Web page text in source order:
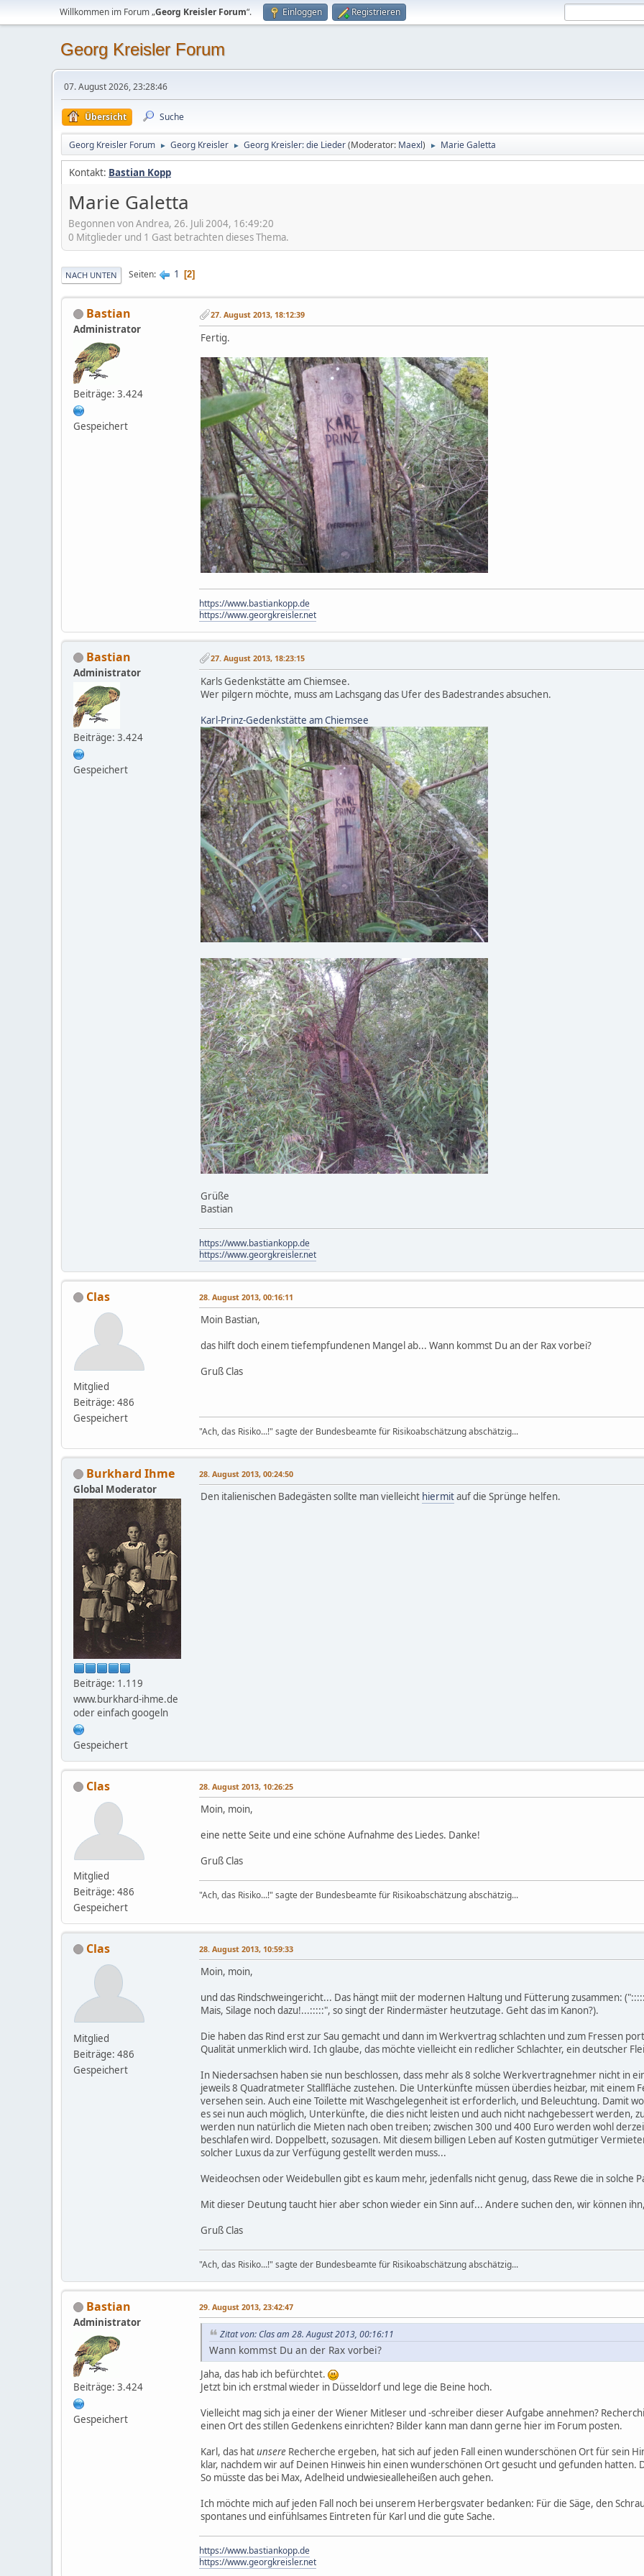
Willkommen im Forum „Georg Kreisler Forum“. Einloggen Registrieren
Georg Kreisler Forum
07. August 2026, 23:28:46
Übersicht Suche
Georg Kreisler Forum ► Georg Kreisler ► Georg Kreisler: die Lieder(Moderator: Maexl) ► Marie Galetta
Kontakt: Bastian Kopp
Marie Galetta
Begonnen von Andrea, 26. Juli 2004, 16:49:20
0 Mitglieder und 1 Gast betrachten dieses Thema.
NACH UNTEN Seiten 1 2
Bastian
Administrator
Beiträge: 3.424
Gespeichert
27. August 2013, 18:12:39
Fertig.
https://www.bastiankopp.de
https://www.georgkreisler.net
Bastian
Administrator
Beiträge: 3.424
Gespeichert
27. August 2013, 18:23:15
Karls Gedenkstätte am Chiemsee.
Wer pilgern möchte, muss am Lachsgang das Ufer des Badestrandes absuchen.
Karl-Prinz-Gedenkstätte am Chiemsee
Grüße
Bastian
https://www.bastiankopp.de
https://www.georgkreisler.net
Clas
Mitglied
Beiträge: 486
Gespeichert
28. August 2013, 00:16:11
Moin Bastian,
das hilft doch einem tiefempfundenen Mangel ab... Wann kommst Du an der Rax vorbei?
Gruß Clas
"Ach, das Risiko...!" sagte der Bundesbeamte für Risikoabschätzung abschätzig...
Burkhard Ihme
Global Moderator
Beiträge: 1.119
www.burkhard-ihme.de
oder einfach googeln
Gespeichert
28. August 2013, 00:24:50
Den italienischen Badegästen sollte man vielleicht hiermitauf die Sprünge helfen.
Clas
Mitglied
Beiträge: 486
Gespeichert
28. August 2013, 10:26:25
Moin, moin,
eine nette Seite und eine schöne Aufnahme des Liedes. Danke!
Gruß Clas
"Ach, das Risiko...!" sagte der Bundesbeamte für Risikoabschätzung abschätzig...
Clas
Mitglied
Beiträge: 486
Gespeichert
28. August 2013, 10:59:33
Moin, moin,
und das Rindschweingericht... Das hängt miit der modernen Haltung und Fütterung zusammen:
Mais, Silage noch dazu!...:::::", so singt der Rindermäster heutzutage. Geht das im Kanon?).
Die haben das Rind erst zur Sau gemacht und dann im Werkvertrag schlachten und zum Fressen
Qualität unmerklich wird. Ich glaube, das möchte vielleicht ein redlicher Schlachter, ein deutscher
In Niedersachsen haben sie nun beschlossen, dass mehr als 8 solche Werkvertragnehmer nicht in
jeweils 8 Quadratmeter Stallfläche zustehen. Die Unterkünfte müssen überdies heizbar, mit einem
versehen sein. Auch eine Toilette mit Waschgelegenheit ist erforderlich, und Beleuchtung. Damit
es sei nun auch möglich, Unterkünfte, die dies nicht leisten und auch nicht nachgebessert werden,
werden nun natürlich die Mieten nach oben treiben; zwischen 300 und 400 Euro werden wohl
beschlafen wird. Doppelbett, sozusagen. Mit diesem billigen Leben auf Kosten gutmütiger
solcher Luxus da zur Verfügung gestellt werden muss...
Weideochsen oder Weidebullen gibt es kaum mehr, jedenfalls nicht genug, dass Rewe die in
Mit dieser Deutung taucht hier aber schon wieder ein Sinn auf... Andere suchen den, wir können
Gruß Clas
"Ach, das Risiko...!" sagte der Bundesbeamte für Risikoabschätzung abschätzig...
Bastian
Administrator
Beiträge: 3.424
Gespeichert
29. August 2013, 23:42:47
Zitat von: Clas am 28. August 2013, 00:16:11
Wann kommst Du an der Rax vorbei?
Jaha, das hab ich befürchtet.
Jetzt bin ich erstmal wieder in Düsseldorf und lege die Beine hoch.
Vielleicht mag sich ja einer der Wiener Mitleser und -schreiber dieser Aufgabe annehmen?
einen Ort des stillen Gedenkens einrichten? Bilder kann man dann gerne hier im Forum posten.
Karl, das hatunsere Recherche ergeben, hat sich auf jeden Fall einen wunderschönen Ort für sein
klar, nachdem wir auf Deinen Hinweis hin einen wunderschönen Ort gesucht und gefunden hatten.
So müsste das bei Max, Adelheid undwiesiealleheißen auch gehen.
Ich möchte mich auf jeden Fall noch bei unserem Herbergsvater bedanken: Für die Säge, den
spontanes und einfühlsames Eintreten für Karl und die gute Sache.
https://www.bastiankopp.de
https://www.georgkreisler.net